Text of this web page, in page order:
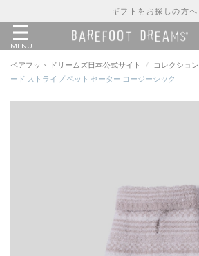
ギフトをお探しの方へ
MENU
ベアフット ドリームズ日本公式サイト / コレクション
ード ストライプ ペット セーター コージーシック